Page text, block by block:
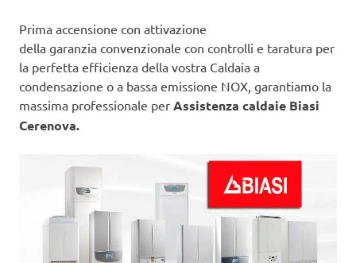
Prima accensione con attivazione
della garanzia convenzionale con controlli e taratura per
la perfetta efficienza della vostra Caldaia a
condensazione o a bassa emissione NOX, garantiamo la
massima professionale per Assistenza caldaie Biasi
Cerenova.